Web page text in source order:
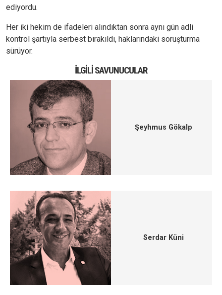
ediyordu.
Her iki hekim de ifadeleri alındıktan sonra aynı gün adli
kontrol şartıyla serbest bırakıldı, haklarındaki soruşturma
sürüyor.
İLGILI SAVUNUCULAR
Şeyhmus Gökalp
Serdar Küni